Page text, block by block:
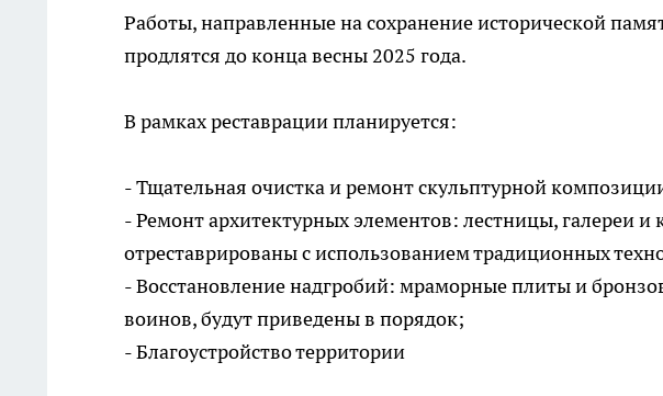
Работы, направленные на сохранение исторической
продлятся до конца весны 2025 года.
В рамках реставрации планируется:
- Тщательная очистка и ремонт скульптурной
- Ремонт архитектурных элементов: лестницы, галереи и
отреставрированы с использованием традиционных
- Восстановление надгробий: мраморные плиты и
воинов, будут приведены в порядок;
- Благоустройство территории